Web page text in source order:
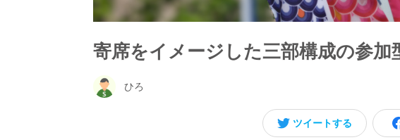
寄席をイメージした三部構成の参加
ひろ
ツイートする